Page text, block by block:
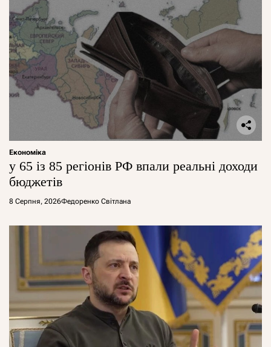
Економіка
у 65 із 85 регіонів РФ впали реальні доходи
бюджетів
8 Серпня, 2026Федоренко Світлана